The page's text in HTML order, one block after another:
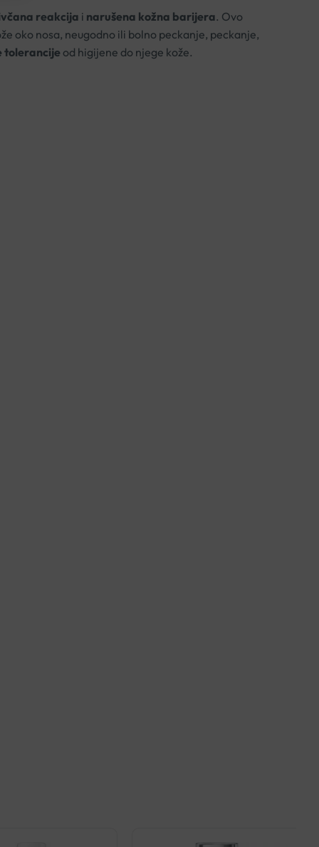
reakcija i narušena kožna barijera. Ovo
oko nosa, neugodno ili bolno peckanje, peckanje,
tolerancije od higijene do njege kože.